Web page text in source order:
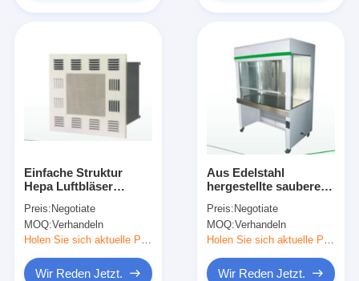
Einfache Struktur
Hepa Luftbläser
elektrostatischem
Sprühen behandelt
Preis: Negotiate
MOQ:Verhandeln
Holen Sie sich aktuelle Preis
Wir Reden Jetzt.
Aus Edelstahl
hergestellte saubere
Horizontale oder
vertikale Art des
Luftstroms Optional
Preis: Negotiate
MOQ:Verhandeln
Holen Sie sich aktuelle Preis
Wir Reden Jetzt.